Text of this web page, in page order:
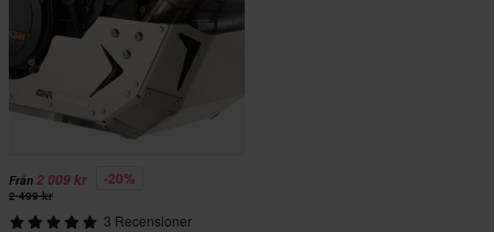
Från 2 009 kr -20%
2 499 kr
3 Recensioner